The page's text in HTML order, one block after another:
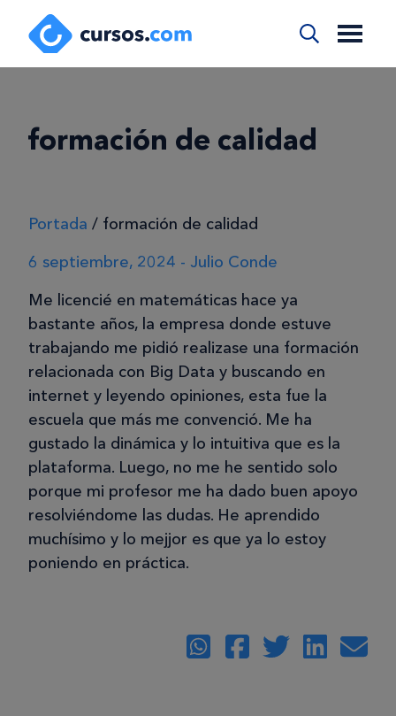
formación de calidad
Portada / formación de calidad
6 septiembre, 2024 - Julio Conde
Me licencié en matemáticas hace ya
bastante años, la empresa donde estuve
trabajando me pidió realizase una formación
relacionada con Big Data y buscando en
internet y leyendo opiniones, esta fue la
escuela que más me convenció. Me ha
gustado la dinámica y lo intuitiva que es la
plataforma. Luego, no me he sentido solo
porque mi profesor me ha dado buen apoyo
resolviéndome las dudas. He aprendido
muchísimo y lo mejjor es que ya lo estoy
poniendo en práctica.